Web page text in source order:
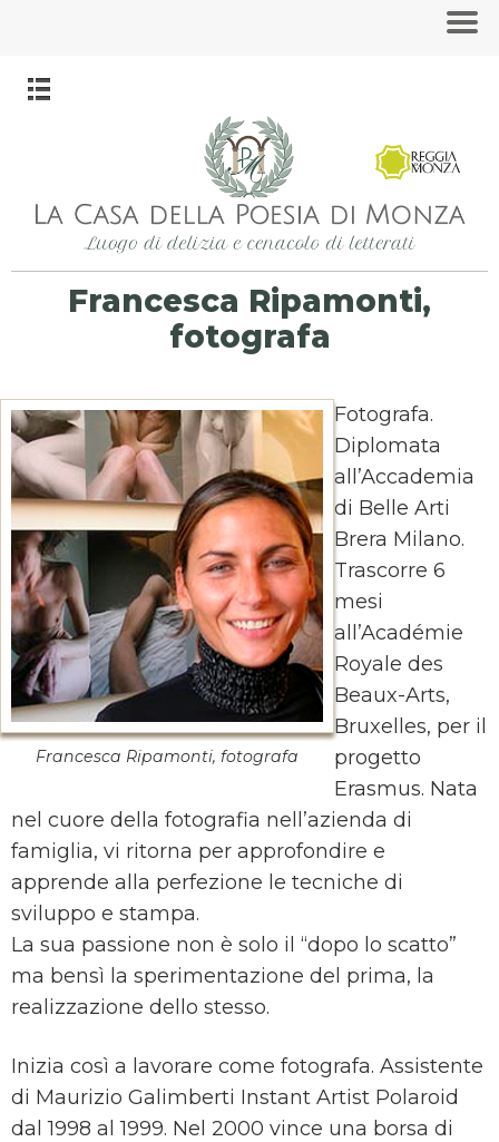
Francesca Ripamonti,
fotografa
Francesca Ripamonti, fotografa
Fotografa.
Diplomata
all’Accademia
di Belle Arti
Brera Milano.
Trascorre 6
mesi
all’Académie
Royale des
Beaux-Arts,
Bruxelles, per il
progetto
Erasmus. Nata
nel cuore della fotografia nell’azienda di
famiglia, vi ritorna per approfondire e
apprende alla perfezione le tecniche di
sviluppo e stampa.
La sua passione non è solo il “dopo lo scatto”
ma bensì la sperimentazione del prima, la
realizzazione dello stesso.
Inizia così a lavorare come fotografa. Assistente
di Maurizio Galimberti Instant Artist Polaroid
dal 1998 al 1999. Nel 2000 vince una borsa di